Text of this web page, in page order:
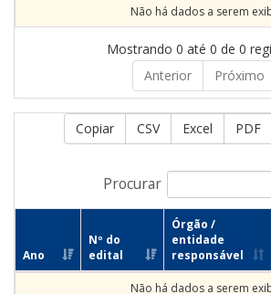
Não há dados a serem
Mostrando 0 até 0 de 0
Anterior
Próximo
Copiar CSV Excel PDF
Procurar
Ano
Nº do
edital
Órgão /
entidade
responsável
Não há dados a serem